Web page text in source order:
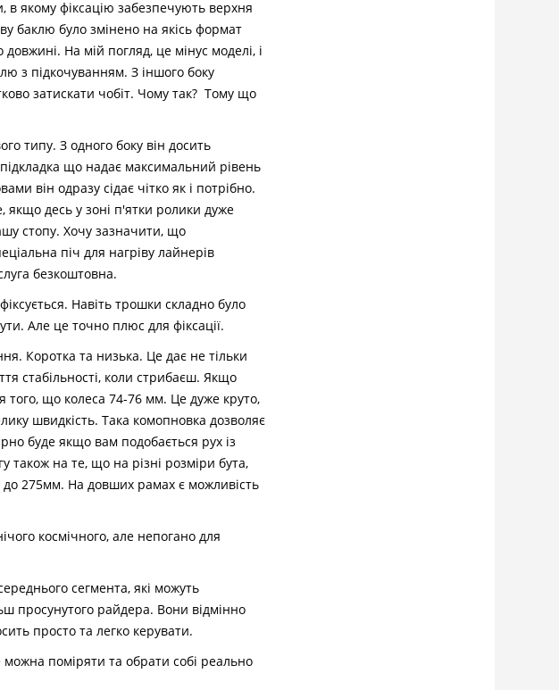
якому фіксацію забезпечують верхня
баклю було змінено на якісь формат
На мій погляд, це мінус моделі, і
з підкочуванням. З іншого боку
затискати чобіт. Чому так? Тому що
типу. З одного боку він досить
що надає максимальний рівень
він одразу сідає чітко як і потрібно.
якщо десь у зоні п'ятки ролики дуже
стопу. Хочу зазначити, що
піч для нагріву лайнерів
безкоштовна.
Навіть трошки складно було
Але це точно плюс для фіксації.
Коротка та низька. Це дає не тільки
стабільності, коли стрибаєш. Якщо
того, що колеса 74-76 мм. Це дуже круто,
швидкість. Така комопновка дозволяє
буде якщо вам подобається рух із
також на те, що на різні розміри бута,
275мм. На довших рамах є можливість
космічного, але непогано для
сегмента, які можуть
просунутого райдера. Вони відмінно
просто та легко керувати.
поміряти та обрати собі реально